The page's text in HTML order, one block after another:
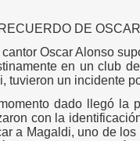
DE
cantor Oscar Alonso
en un club
tuvieron un incidente
dado llegó la
con la
a Magaldi, uno de